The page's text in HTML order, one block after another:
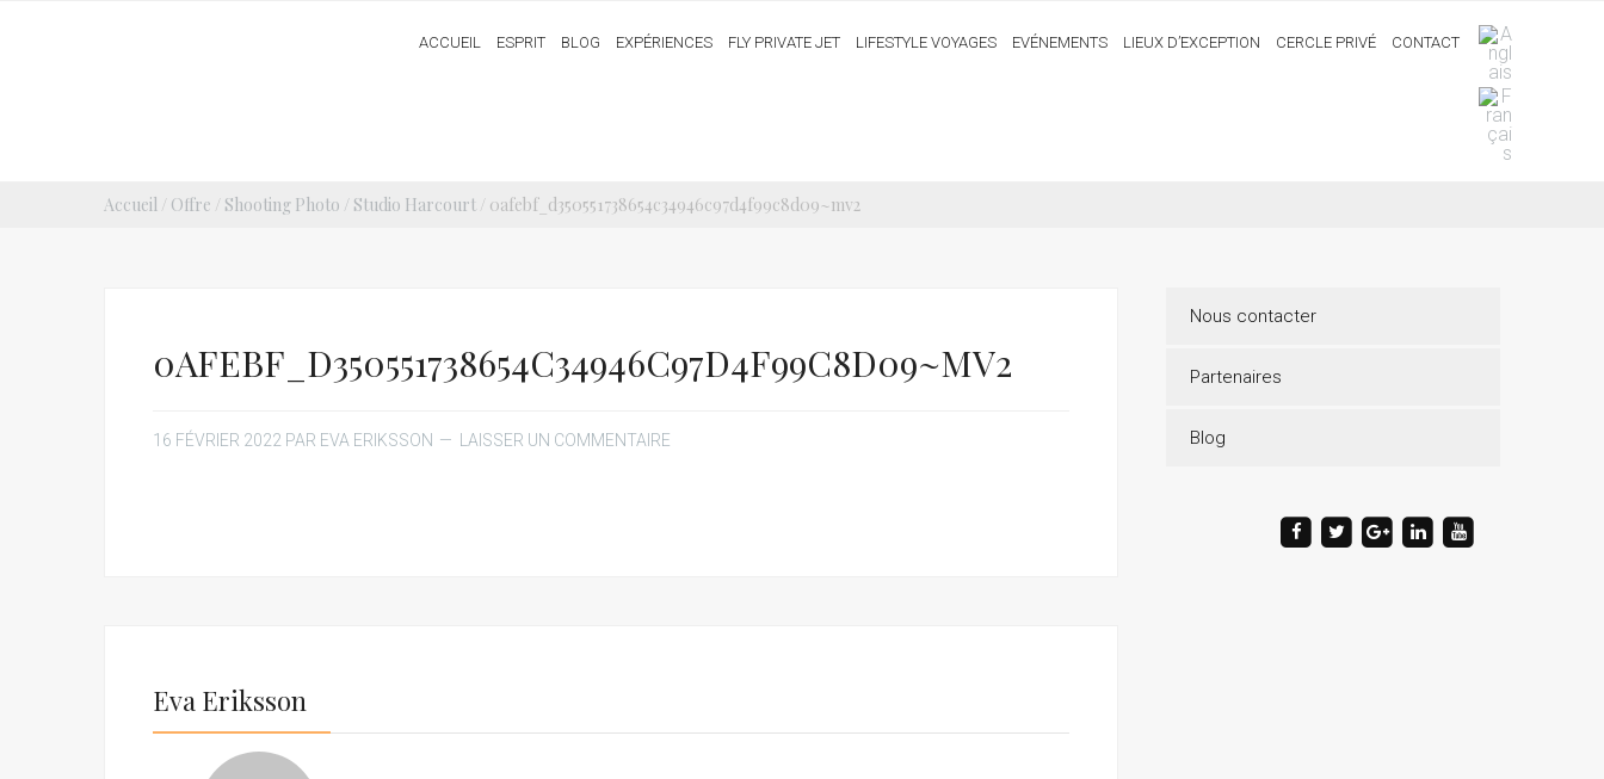
ACCUEIL ESPRIT BLOG EXPÉRIENCES FLY PRIVATE JET LIFESTYLE VOYAGES EVÉNEMENTS LIEUX D’EXCEPTION CERCLE PRIVÉ CONTACT
Accueil / Offre / Shooting Photo / Studio Harcourt / 0afebf_d350551738654c34946c97d4f99c8d09~mv2
0AFEBF_D350551738654C34946C97D4F99C8D09~MV2
16 FÉVRIER 2022 PAR EVA ERIKSSON LAISSER UN COMMENTAIRE
Eva Eriksson
Nous contacter
Partenaires
Blog